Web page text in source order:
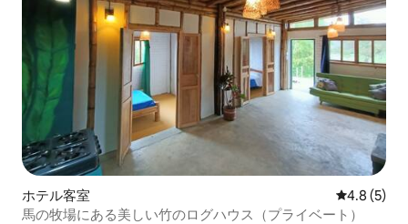
ホテル客室 レビュー5
4.8 (5)
馬の牧場にある美しい竹のログハウス（プライベート）